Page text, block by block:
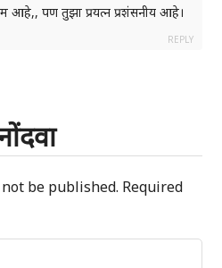
आहे,, पण तुझा प्रयत्न प्रशंसनीय आहे।
REPLY
be published. Required